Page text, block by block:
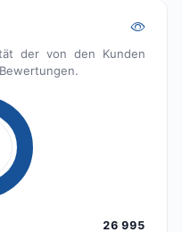
der von den Kunden
26 995